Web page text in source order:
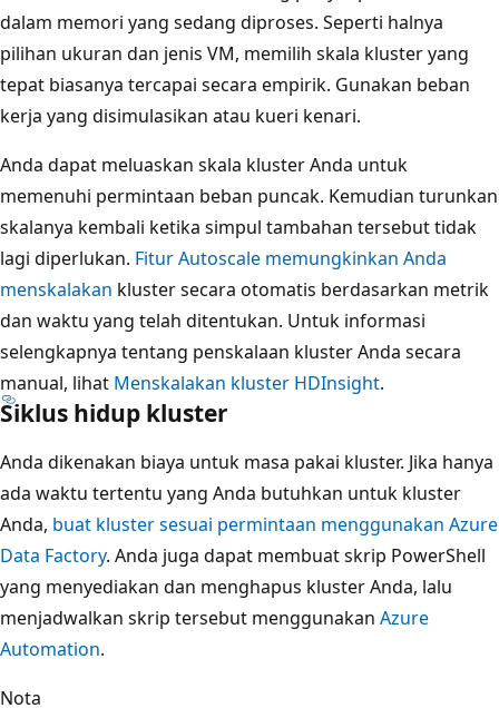
dalam memori yang sedang diproses. Seperti halnya
pilihan ukuran dan jenis VM, memilih skala kluster yang
tepat biasanya tercapai secara empirik. Gunakan beban
kerja yang disimulasikan atau kueri kenari.
Anda dapat meluaskan skala kluster Anda untuk
memenuhi permintaan beban puncak. Kemudian turunkan
skalanya kembali ketika simpul tambahan tersebut tidak
lagi diperlukan. Fitur Autoscale memungkinkan Anda
menskalakan kluster secara otomatis berdasarkan metrik
dan waktu yang telah ditentukan. Untuk informasi
selengkapnya tentang penskalaan kluster Anda secara
manual, lihat Menskalakan kluster HDInsight.
Siklus hidup kluster
Anda dikenakan biaya untuk masa pakai kluster. Jika hanya
ada waktu tertentu yang Anda butuhkan untuk kluster
Anda, buat kluster sesuai permintaan menggunakan Azure
Data Factory. Anda juga dapat membuat skrip PowerShell
yang menyediakan dan menghapus kluster Anda, lalu
menjadwalkan skrip tersebut menggunakan Azure
Automation.
Nota